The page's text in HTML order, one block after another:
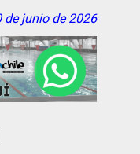
de junio de 2026